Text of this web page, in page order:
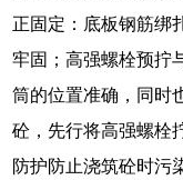
正固定：底板钢筋绑
牢固；高强螺栓预拧
筒的位置准确，同时
砼，先行将高强螺栓
防护防止浇筑砼时污